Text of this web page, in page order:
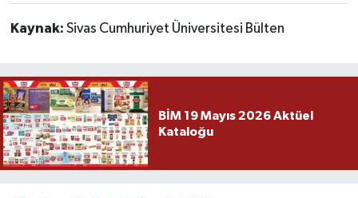
Kaynak: Sivas Cumhuriyet Üniversitesi Bülten
BİM 19 Mayıs 2026 Aktüel
Kataloğu